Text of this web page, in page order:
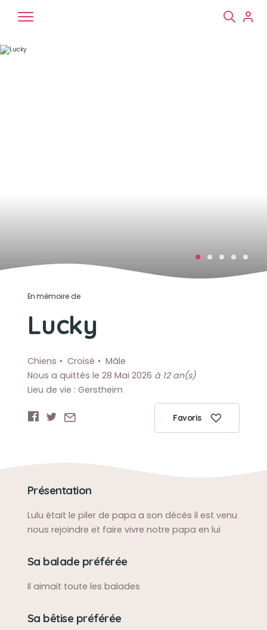
En mémoire de
Lucky
Chiens Croisé
Mâle
Nous a quittés le 28 Mai 2026 à 12 an(s)
Lieu de vie : Gerstheim
Favoris
Présentation
Lulu était le piler de papa a son décès il est venu
nous rejoindre et faire vivre notre papa en lui
Sa balade préférée
Il aimait toute les balades
Sa bêtise préférée